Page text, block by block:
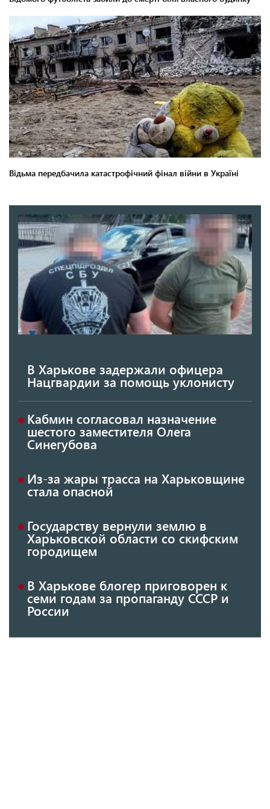
В Харькове задержали офицера
Нацгвардии за помощь уклонисту
Кабмин согласовал назначение
шестого заместителя Олега
Синегубова
Из-за жары трасса на Харьковщине
стала опасной
Государству вернули землю в
Харьковской области со скифским
городищем
В Харькове блогер приговорен к
семи годам за пропаганду СССР и
России